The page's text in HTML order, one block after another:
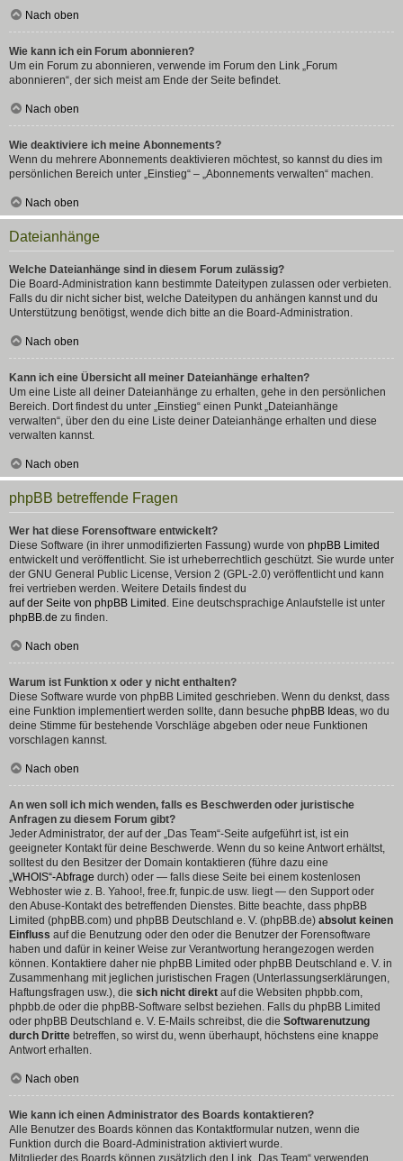
Nach oben
Wie kann ich ein Forum abonnieren?
Um ein Forum zu abonnieren, verwende im Forum den Link „Forum
abonnieren“, der sich meist am Ende der Seite befindet.
Nach oben
Wie deaktiviere ich meine Abonnements?
Wenn du mehrere Abonnements deaktivieren möchtest, so kannst du dies im
persönlichen Bereich unter „Einstieg“ – „Abonnements verwalten“ machen.
Nach oben
Dateianhänge
Welche Dateianhänge sind in diesem Forum zulässig?
Die Board-Administration kann bestimmte Dateitypen zulassen oder verbieten.
Falls du dir nicht sicher bist, welche Dateitypen du anhängen kannst und du
Unterstützung benötigst, wende dich bitte an die Board-Administration.
Nach oben
Kann ich eine Übersicht all meiner Dateianhänge erhalten?
Um eine Liste all deiner Dateianhänge zu erhalten, gehe in den persönlichen
Bereich. Dort findest du unter „Einstieg“ einen Punkt „Dateianhänge
verwalten“, über den du eine Liste deiner Dateianhänge erhalten und diese
verwalten kannst.
Nach oben
phpBB betreffende Fragen
Wer hat diese Forensoftware entwickelt?
Diese Software (in ihrer unmodifizierten Fassung) wurde von phpBB Limited
entwickelt und veröffentlicht. Sie ist urheberrechtlich geschützt. Sie wurde unter
der GNU General Public License, Version 2 (GPL-2.0) veröffentlicht und kann
frei vertrieben werden. Weitere Details findest du
auf der Seite von phpBB Limited . Eine deutschsprachige Anlaufstelle ist unter
phpBB.de zu finden.
Nach oben
Warum ist Funktion x oder y nicht enthalten?
Diese Software wurde von phpBB Limited geschrieben. Wenn du denkst, dass
eine Funktion implementiert werden sollte, dann besuche phpBB Ideas, wo du
deine Stimme für bestehende Vorschläge abgeben oder neue Funktionen
vorschlagen kannst.
Nach oben
An wen soll ich mich wenden, falls es Beschwerden oder juristische
Anfragen zu diesem Forum gibt?
Jeder Administrator, der auf der „Das Team“-Seite aufgeführt ist, ist ein
geeigneter Kontakt für deine Beschwerde. Wenn du so keine Antwort erhältst,
solltest du den Besitzer der Domain kontaktieren (führe dazu eine
„WHOIS“-Abfrage durch) oder — falls diese Seite bei einem kostenlosen
Webhoster wie z. B. Yahoo!, free.fr, funpic.de usw. liegt — den Support oder
den Abuse-Kontakt des betreffenden Dienstes. Bitte beachte, dass phpBB
Limited (phpBB.com) und phpBB Deutschland e. V. (phpBB.de) absolut keinen
Einfluss auf die Benutzung oder den oder die Benutzer der Forensoftware
haben und dafür in keiner Weise zur Verantwortung herangezogen werden
können. Kontaktiere daher nie phpBB Limited oder phpBB Deutschland e. V. in
Zusammenhang mit jeglichen juristischen Fragen (Unterlassungserklärungen,
Haftungsfragen usw.), die sich nicht direkt auf die Websiten phpbb.com,
phpbb.de oder die phpBB-Software selbst beziehen. Falls du phpBB Limited
oder phpBB Deutschland e. V. E-Mails schreibst, die die Softwarenutzung
durch Dritte betreffen, so wirst du, wenn überhaupt, höchstens eine knappe
Antwort erhalten.
Nach oben
Wie kann ich einen Administrator des Boards kontaktieren?
Alle Benutzer des Boards können das Kontaktformular nutzen, wenn die
Funktion durch die Board-Administration aktiviert wurde.
Mitglieder des Boards können zusätzlich den Link „Das Team“ verwenden.